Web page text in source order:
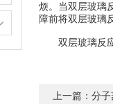
烦。当双层玻璃
障前将双层玻璃
双层玻璃反应
上一篇： 分子